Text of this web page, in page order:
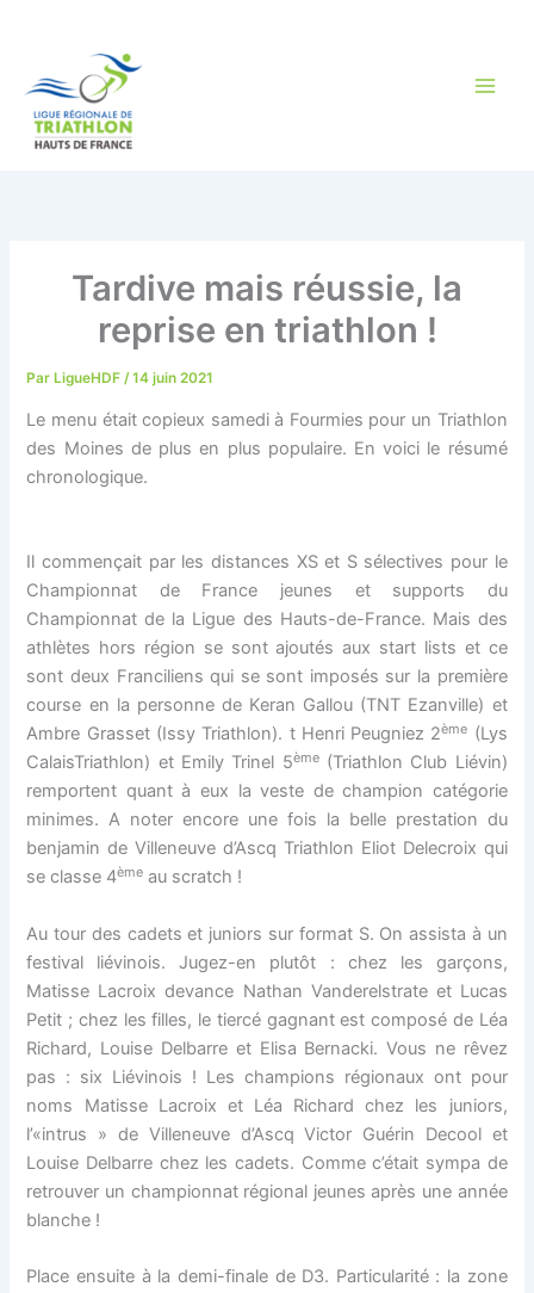
Tardive mais réussie, la
reprise en triathlon !
ParLigueHDF /14 juin 2021
Le menu était copieux samedi à Fourmies pour un Triathlon
des Moines de plus en plus populaire. En voici le résumé
chronologique.
Il commençait par les distances XS et S sélectives pour le
Championnat de France jeunes et supports du
Championnat de la Ligue des Hauts-de-France. Mais des
athlètes hors région se sont ajoutés aux start lists et ce
sont deux Franciliens qui se sont imposés sur la première
course en la personne de Keran Gallou (TNT Ezanville) et
Ambre Grasset (Issy Triathlon). t Henri Peugniez 2ème (Lys
CalaisTriathlon) et Emily Trinel 5ème(Triathlon Club Liévin)
remportent quant à eux la veste de champion catégorie
minimes. A noter encore une fois la belle prestation du
benjamin de Villeneuve d’Ascq Triathlon Eliot Delecroix qui
se classe 4ème au scratch !
Au tour des cadets et juniors sur format S. On assista à un
festival liévinois. Jugez-en plutôt : chez les garçons,
Matisse Lacroix devance Nathan Vanderelstrate et Lucas
Petit ; chez les filles, le tiercé gagnant est composé de Léa
Richard, Louise Delbarre et Elisa Bernacki. Vous ne rêvez
pas : six Liévinois ! Les champions régionaux ont pour
noms Matisse Lacroix et Léa Richard chez les juniors,
l’«intrus » de Villeneuve d’Ascq Victor Guérin Decool et
Louise Delbarre chez les cadets. Comme c’était sympa de
retrouver un championnat régional jeunes après une année
blanche !
Place ensuite à la demi-finale de D3. Particularité : la zone